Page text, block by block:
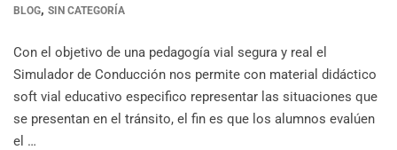
BLOG, SIN CATEGORÍA
Con el objetivo de una pedagogía vial segura y real el
Simulador de Conducción nos permite con material didáctico
soft vial educativo especifico representar las situaciones que
se presentan en el tránsito, el fin es que los alumnos evalúen
el …